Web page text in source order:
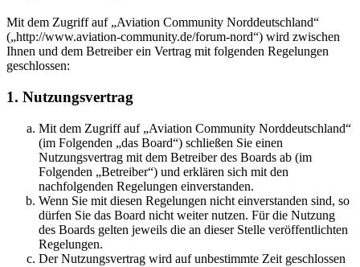
Mit dem Zugriff auf „Aviation Community Norddeutschland“
(„http://www.aviation-community.de/forum-nord“) wird zwischen
Ihnen und dem Betreiber ein Vertrag mit folgenden Regelungen
geschlossen:
1. Nutzungsvertrag
Mit dem Zugriff auf „Aviation Community Norddeutschland“
(im Folgenden „das Board“) schließen Sie einen
Nutzungsvertrag mit dem Betreiber des Boards ab (im
Folgenden „Betreiber“) und erklären sich mit den
nachfolgenden Regelungen einverstanden.
Wenn Sie mit diesen Regelungen nicht einverstanden sind, so
dürfen Sie das Board nicht weiter nutzen. Für die Nutzung
des Boards gelten jeweils die an dieser Stelle veröffentlichten
Regelungen.
Der Nutzungsvertrag wird auf unbestimmte Zeit geschlossen